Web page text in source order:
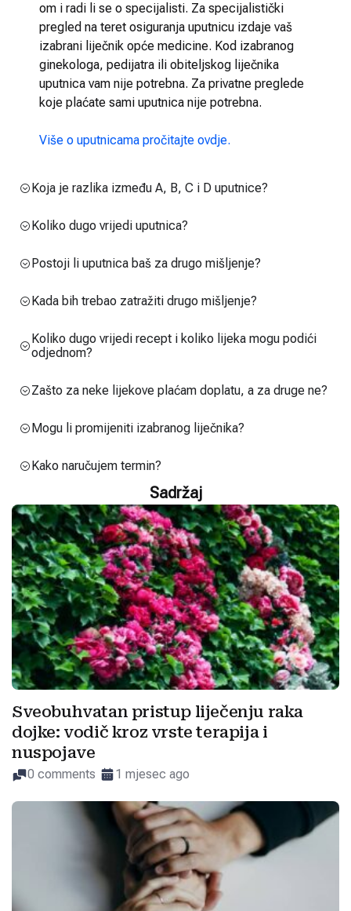
om i radi li se o specijalisti. Za specijalistički
pregled na teret osiguranja uputnicu izdaje vaš
izabrani liječnik opće medicine. Kod izabranog
ginekologa, pedijatra ili obiteljskog liječnika
uputnica vam nije potrebna. Za privatne preglede
koje plaćate sami uputnica nije potrebna.
Više o uputnicama pročitajte ovdje.
Koja je razlika između A, B, C i D uputnice?
Koliko dugo vrijedi uputnica?
Postoji li uputnica baš za drugo mišljenje?
Kada bih trebao zatražiti drugo mišljenje?
Koliko dugo vrijedi recept i koliko lijeka mogu podići
odjednom?
Zašto za neke lijekove plaćam doplatu, a za druge ne?
Mogu li promijeniti izabranog liječnika?
Kako naručujem termin?
Sadržaj
Sveobuhvatan pristup liječenju raka
dojke: vodič kroz vrste terapija i
nuspojave
0 comments 1 mjesec ago